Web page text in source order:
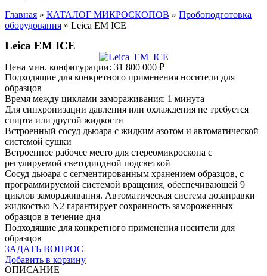
Главная » КАТАЛОГ МИКРОСКОПОВ » Пробоподготовка
оборудования » Leica EM ICE
Leica EM ICE
Цена мин. конфигурации: 31 800 000 ₽
Подходящие для конкретного применения носители для
образцов
Время между циклами замораживания: 1 минута
Для синхронизации давления или охлаждения не требуется
спирта или другой жидкости
Встроенный сосуд дьюара с жидким азотом и автоматической
системой сушки
Встроенное рабочее место для стереомикроскопа с
регулируемой светодиодной подсветкой
Сосуд дьюара с сегментированным хранением образцов, с
программируемой системой вращения, обеспечивающей 9
циклов замораживания. Автоматическая система дозаправки
жидкостью N2 гарантирует сохранность замороженных
образцов в течение дня
Подходящие для конкретного применения носители для
образцов
ЗАДАТЬ ВОПРОС
Добавить в корзину
ОПИСАНИЕ